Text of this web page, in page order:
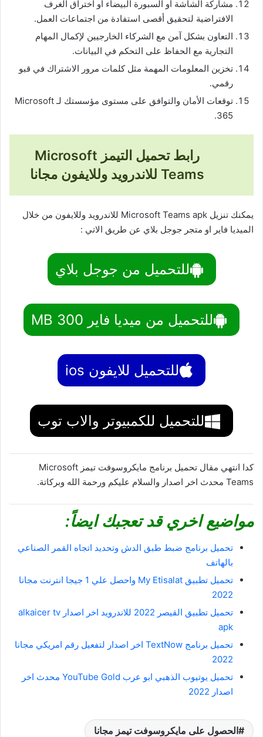
مشاركة الشاشة أو السبورة البيضاء أو اختراق الغرف
الافتراضية لتحقيق أقصى استفادة من اجتماعات العمل.
التعاون بشكل آمن مع الشركاء الخارجيين لإكمال المهام
التجارية مع الحفاظ على التحكم في البيانات.
تخزين المعلومات المهمة مثل كلمات مرور الاشتراك في قبو
رقمي.
توقعات الأمان والتوافق على مستوى مؤسستك لـ Microsoft
365.
رابط تحميل التيمز Microsoft
Teams للاندرويد وللايفون مجانا
يمكنك تنزيل Microsoft Teams apk للاندرويد وللايفون من خلال
الميديا فاير او متجر جوجل بلاي عن طريق الاتي :
للتحميل من جوجل بلاي
للتحميل من ميديا فاير 300 MB
للتحميل للايفون ios
للتحميل للكمبيوتر والاب توب
كدا انتهي مقال تحميل برنامج مايكروسوفت تيمز Microsoft
Teams‏ محدث اخر اصدار والسلام عليكم ورحمة الله وبركاتة.
مواضيع اخري قد تعجبك ايضاً:
تحميل برنامج ضبط طبق الدش وتحديد اتجاه القمر الصناعي
بالهاتف
تحميل تطبيق My Etisalat واحصل علي 1 جيجا انترنت مجانا
2022
تحميل تطبيق القيصر 2022 للاندرويد اخر اصدار alkaicer tv
apk
تحميل برنامج TextNow اخر اصدار لتفعيل رقم امريكي مجانا
2022
تحميل يوتيوب الذهبي ابو عرب YouTube Gold محدث اخر
اصدار 2022
الحصول على مايكروسوفت تيمز مجانا